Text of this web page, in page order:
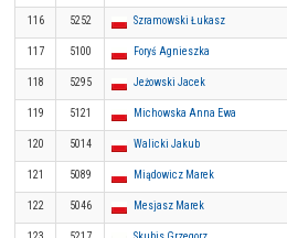
116 5252 Szramowski Łukasz
117 5100 Foryś Agnieszka
118 5295 Jeżowski Jacek
119 5121 Michowska Anna Ewa
120 5014 Walicki Jakub
121 5089 Miądowicz Marek
122 5046 Mesjasz Marek